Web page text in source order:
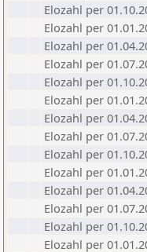
Elozahl per
Elozahl per
Elozahl per
Elozahl per
Elozahl per
Elozahl per
Elozahl per
Elozahl per
Elozahl per
Elozahl per
Elozahl per
Elozahl per
Elozahl per
Elozahl per